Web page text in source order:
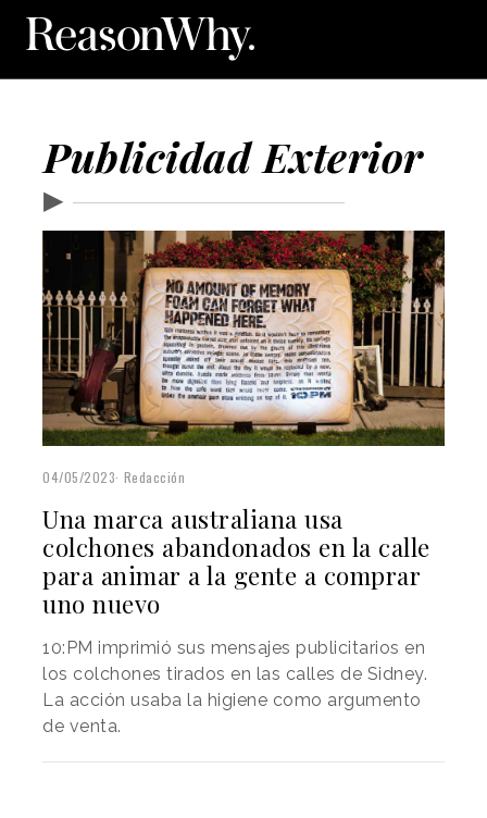
Publicidad Exterior
▶
04/05/2023 Redacción
Una marca australiana usa
colchones abandonados en la calle
para animar a la gente a comprar
uno nuevo
10:PM imprimió sus mensajes publicitarios en
los colchones tirados en las calles de Sidney.
La acción usaba la higiene como argumento
de venta.